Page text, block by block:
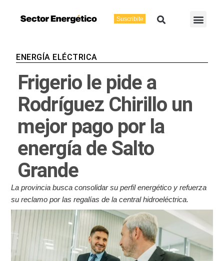
Suscribite Buscar
ENERGÍA ELÉCTRICA
Frigerio le pide a
Rodríguez Chirillo un
mejor pago por la
energía de Salto
Grande
La provincia busca consolidar su perfil energético y refuerza
su reclamo por las regalías de la central hidroeléctrica.